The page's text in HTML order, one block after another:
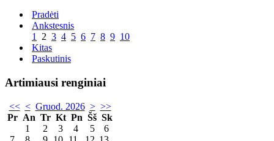
Pradėti
Ankstesnis
1 2 3 4 5 6 7 8 9 10
Kitas
Paskutinis
Artimiausi renginiai
<< < Gruod. 2026 > >>
Pr An Tr Kt Pn Šš Sk
1
2 3 4 5
6